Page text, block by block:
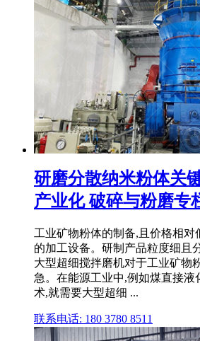
研磨分散纳米粉体关
产业化 破碎与粉磨专
工业矿物粉体的制备,且价格相对
的加工设备。研制产品粒度细且
大型超细搅拌磨机对于工业矿物
急。在能源工业中,例如煤直接液
术,就需要大型超细 ...
联系电话: 180 3780 8511